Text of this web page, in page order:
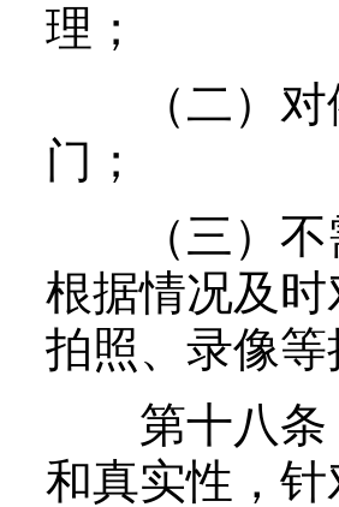
理；
（二）对依
门；
（三）不需
根据情况及
拍照、录像等
第十八条
和真实性，